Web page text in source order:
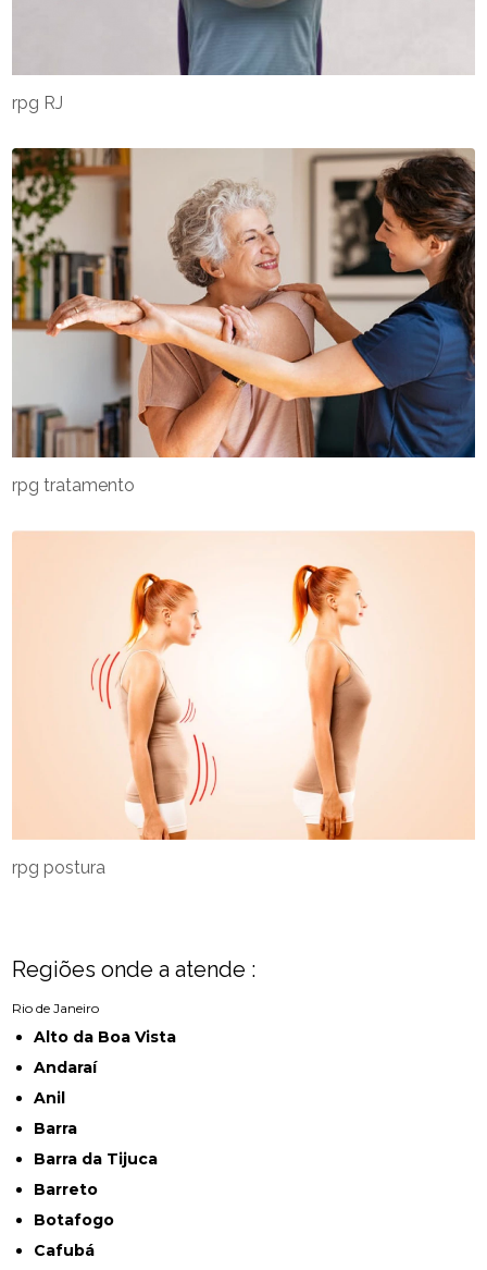
rpg postura
rpg tratamento
rpg RJ
Regiões onde a atende :
Rio de Janeiro
Alto da Boa Vista
Andaraí
Anil
Barra
Barra da Tijuca
Barreto
Botafogo
Cafubá